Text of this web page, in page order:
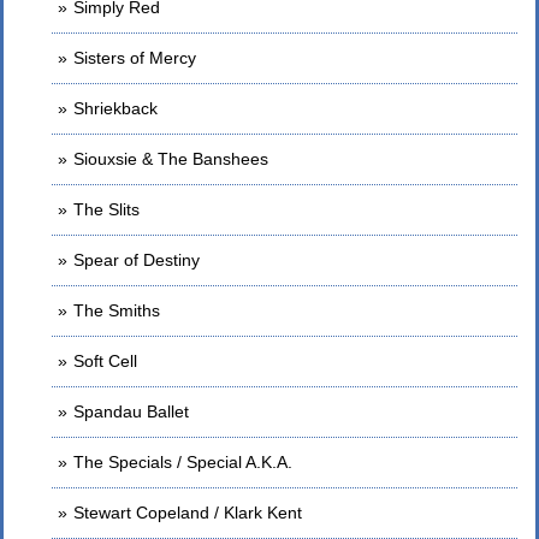
Simply Red
Sisters of Mercy
Shriekback
Siouxsie & The Banshees
The Slits
Spear of Destiny
The Smiths
Soft Cell
Spandau Ballet
The Specials / Special A.K.A.
Stewart Copeland / Klark Kent